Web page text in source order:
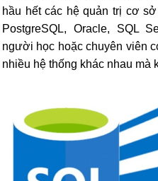
hầu hết các hệ quản trị cơ
PostgreSQL, Oracle, SQL
người học hoặc chuyên viên
nhiều hệ thống khác nhau mà